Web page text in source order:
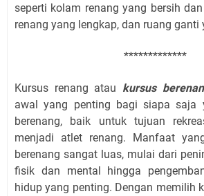
seperti kolam renang yang bersih
renang yang lengkap, dan ruang ganti
*************
Kursus renang atau kursus
awal yang penting bagi siapa saja
berenang, baik untuk tujuan
menjadi atlet renang. Manfaat
berenang sangat luas, mulai dari
fisik dan mental hingga
hidup yang penting. Dengan memilih